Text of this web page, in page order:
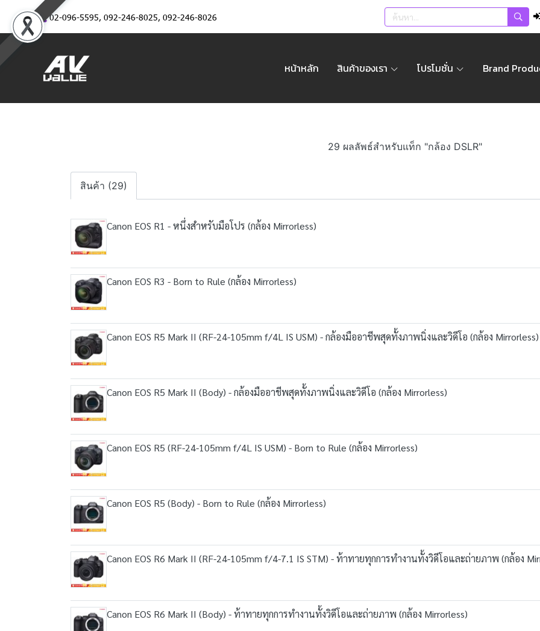
02-096-5595, 092-246-8025, 092-246-8026
หน้าหลัก สินค้าของเรา โปรโมชั่น Brand
29 ผลลัพธ์สำหรับแท็ก "กล้อง DSLR"
สินค้า (29)
Canon EOS R1 - หนึ่งสำหรับมือโปร (กล้อง Mirrorless)
Canon EOS R3 - Born to Rule (กล้อง Mirrorless)
Canon EOS R5 Mark II (RF-24-105mm f/4L IS USM) - กล้องมืออาชีพสุดทั้งภาพนิ่งและวิดีโอ (กล้อง Mirrorless)
Canon EOS R5 Mark II (Body) - กล้องมืออาชีพสุดทั้งภาพนิ่งและวิดีโอ (กล้อง Mirrorless)
Canon EOS R5 (RF-24-105mm f/4L IS USM) - Born to Rule (กล้อง Mirrorless)
Canon EOS R5 (Body) - Born to Rule (กล้อง Mirrorless)
Canon EOS R6 Mark II (RF-24-105mm f/4-7.1 IS STM) - ท้าทายทุกการทำงานทั้งวิดีโอและถ่ายภาพ (กล้อง
Canon EOS R6 Mark II (Body) - ท้าทายทุกการทำงานทั้งวิดีโอและถ่ายภาพ (กล้อง Mirrorless)